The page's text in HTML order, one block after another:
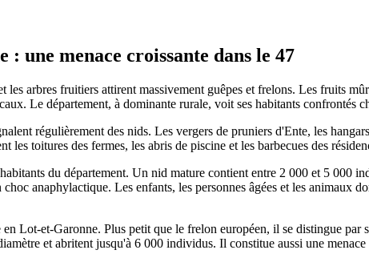
une menace croissante dans le 47
les arbres fruitiers attirent massivement guêpes et frelons. Les fruits
Le département, à dominante rurale, voit ses habitants confrontés
régulièrement des nids. Les vergers de pruniers d'Ente, les
les toitures des fermes, les abris de piscine et les barbecues des
du département. Un nid mature contient entre 2 000 et 5 000
anaphylactique. Les enfants, les personnes âgées et les animaux
en Lot-et-Garonne. Plus petit que le frelon européen, il se distingue
et abritent jusqu'à 6 000 individus. Il constitue aussi une